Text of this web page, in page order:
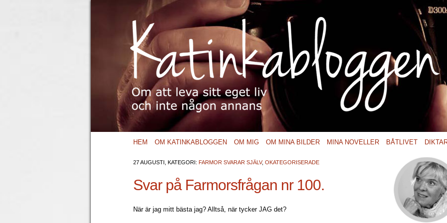
HEM OM KATINKABLOGGEN OM MIG OM MINA BILDER MINA NOVELLER BÅTLIVET
27 AUGUSTI, KATEGORI: FARMOR SVARAR SJÄLV, OKATEGORISERADE
Svar på Farmorsfrågan nr 100.
När är jag mitt bästa jag? Alltså, när tycker JAG det?